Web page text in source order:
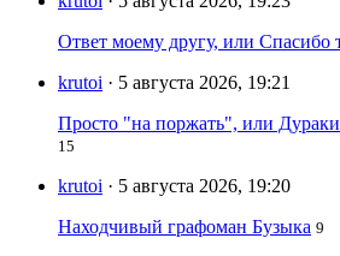
Ответ моему другу, или Спасибо
krutoi · 5 августа 2026, 19:21
Просто "на поржать", или
15
krutoi · 5 августа 2026, 19:20
Находчивый графоман Бузыка 9